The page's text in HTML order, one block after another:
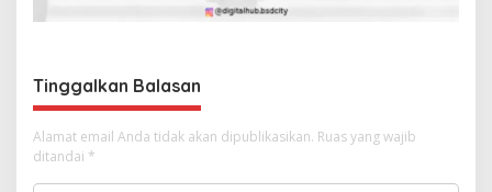
o
Tinggalkan Balasan
Alamat email Anda tidak akan dipublikasikan. Ruas yang wajib
ditandai *